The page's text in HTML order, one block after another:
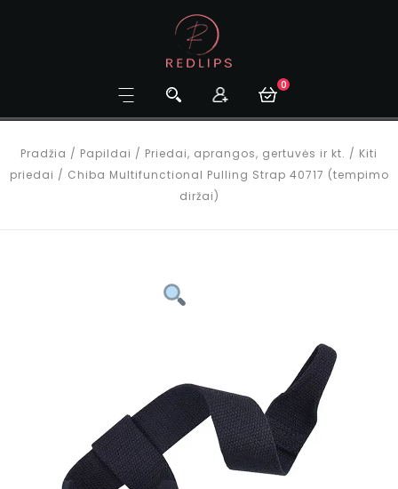
0
Pradžia / Papildai / Priedai, aprangos, gertuvės ir kt. / Kiti
priedai / Chiba Multifunctional Pulling Strap 40717 (tempimo
diržai)